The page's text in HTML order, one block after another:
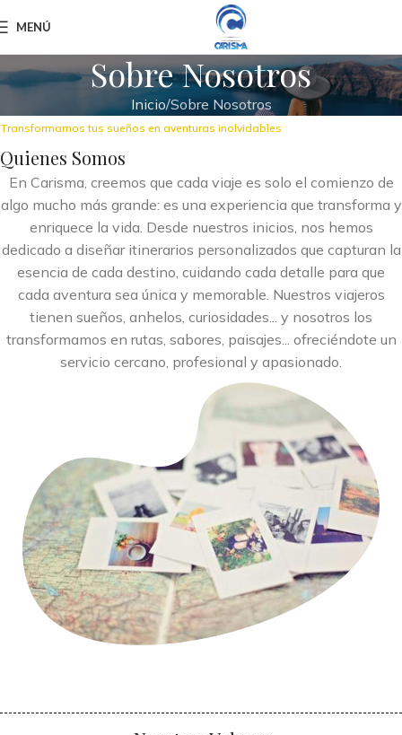
MENÚ
Sobre Nosotros
Inicio Sobre Nosotros
Transformamos tus sueños en aventuras inolvidables
Quienes Somos
En Carisma, creemos que cada viaje es solo el comienzo de
algo mucho más grande: es una experiencia que transforma y
enriquece la vida. Desde nuestros inicios, nos hemos
dedicado a diseñar itinerarios personalizados que capturan la
esencia de cada destino, cuidando cada detalle para que
cada aventura sea única y memorable. Nuestros viajeros
tienen sueños, anhelos, curiosidades... y nosotros los
transformamos en rutas, sabores, paisajes... ofreciéndote un
servicio cercano, profesional y apasionado.